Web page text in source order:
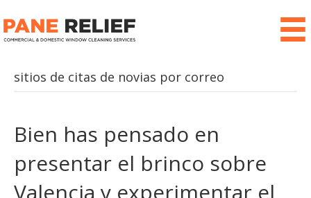
sitios de citas de novias por correo
Bien has pensado en
presentar el brinco sobre
Valencia y experimentar el